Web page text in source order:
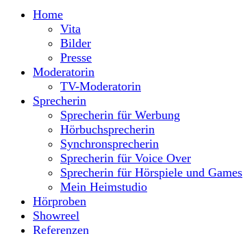
Nina-Carissima Schönrock
Home
Vita
Bilder
Presse
Moderatorin
TV-Moderatorin
Sprecherin
Sprecherin für Werbung
Hörbuchsprecherin
Synchronsprecherin
Sprecherin für Voice Over
Sprecherin für Hörspiele und Games
Mein Heimstudio
Hörproben
Showreel
Referenzen